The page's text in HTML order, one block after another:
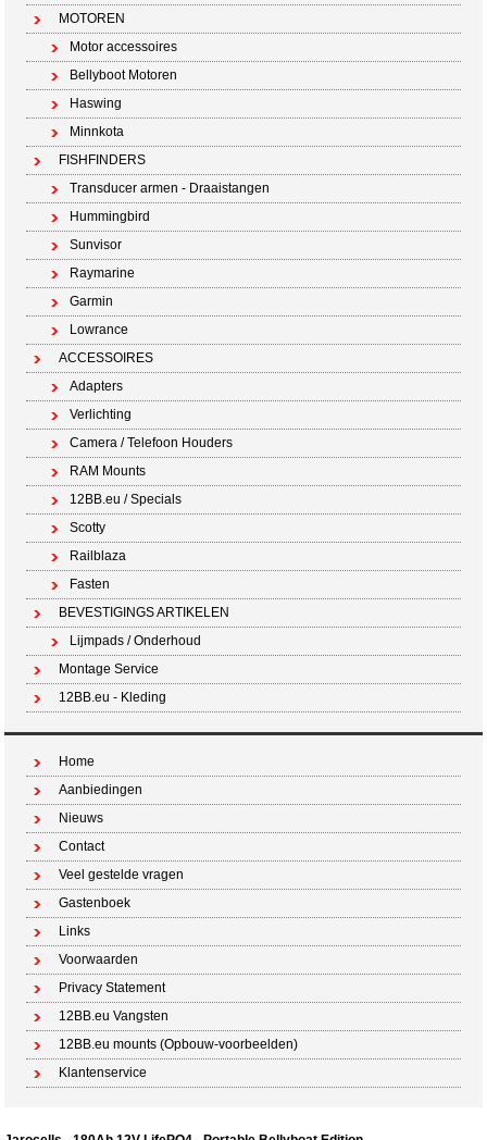
MOTOREN
Motor accessoires
Bellyboot Motoren
Haswing
Minnkota
FISHFINDERS
Transducer armen - Draaistangen
Hummingbird
Sunvisor
Raymarine
Garmin
Lowrance
ACCESSOIRES
Adapters
Verlichting
Camera / Telefoon Houders
RAM Mounts
12BB.eu / Specials
Scotty
Railblaza
Fasten
BEVESTIGINGS ARTIKELEN
Lijmpads / Onderhoud
Montage Service
12BB.eu - Kleding
Home
Aanbiedingen
Nieuws
Contact
Veel gestelde vragen
Gastenboek
Links
Voorwaarden
Privacy Statement
12BB.eu Vangsten
12BB.eu mounts (Opbouw-voorbeelden)
Klantenservice